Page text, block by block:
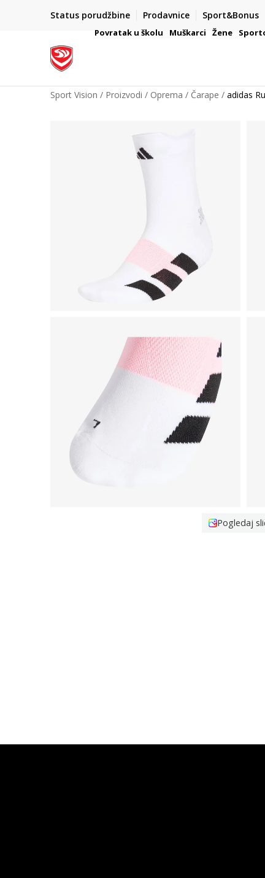
Status porudžbine Prodavnice Sport&Bonus
VAŽNO OBAVEŠTENJE ZA POTROŠAČE
Povratak u školu Muškarci Žene
Sport Vision Proizvodi Oprema Čarape adidas
Pogledaj